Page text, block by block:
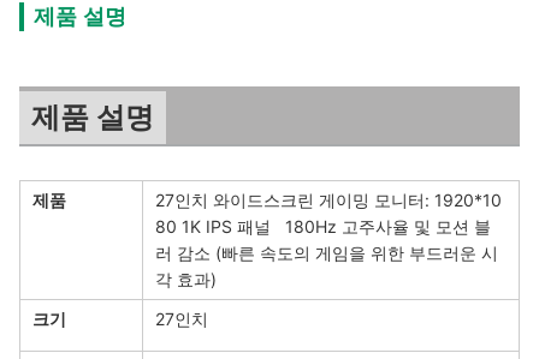
제품 설명
제품 설명
제품
27인치 와이드스크린 게이밍 모니터: 1920*10
80 1K IPS 패널 180Hz 고주사율 및 모션 블
러 감소 (빠른 속도의 게임을 위한 부드러운 시
각 효과)
크기
27인치